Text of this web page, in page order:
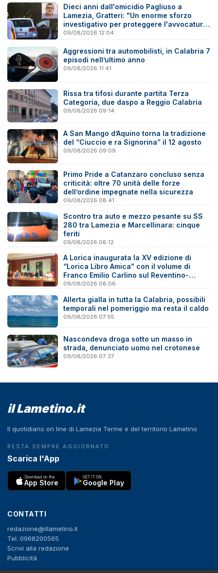
Dieci anni dall'omicidio Pagliuso a
Lamezia, Gratteri: "Un enorme sforzo
investigativo per proteggere l'avvocatura
onesta"
09/08/2026 12:04
Aggressioni tra automobilisti, in Calabria 7
episodi nell’ultimo anno
09/08/2026 11:41
Rissa tra tifosi durante partita Terza
Categoria, due daspo a Reggio Calabria
09/08/2026 09:14
A San Mango d’Aquino torna la tradizione
del “Ciuccio e ra Signorina” il 12 agosto
09/08/2026 09:09
Primo Pride a Catanzaro concluso senza
criticità: oltre 70 unità delle forze
dell’ordine impegnate nella sicurezza
09/08/2026 08:41
Scontro tra auto e mezzo pesante su SS
280 tra Lamezia e Marcellinara: cinque
feriti
09/08/2026 08:12
A Lorica inaugurata la XV edizione di
“Lorica Libro Amica” con il volume di
Franco Emilio Carlino sul Reventino-
Savuto
09/08/2026 08:06
Allerta gialla in tutta la Calabria, possibili
temporali nel pomeriggio ma resta il caldo
09/08/2026 07:55
Nascondeva droga sotto un masso in
strada, denunciato uomo nel crotonese
09/08/2026 07:37
il Lametino.it
Il quotidiano on line di Lamezia Terme e del territorio Lametino
RESTA SEMPRE AGGIORNATO
Scarica l'App
Download on the
App Store
GET IT ON
Google Play
CONTATTI
redazione@illametino.it
Tel: 0968200565
Scrivi alla redazione
Pubblicità